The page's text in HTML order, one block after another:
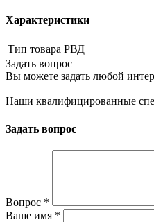
Характеристики
Тип товара РВД
Задать вопрос
Вы можете задать любой
Наши квалифицированные
Задать вопрос
Вопрос *
Ваше имя *